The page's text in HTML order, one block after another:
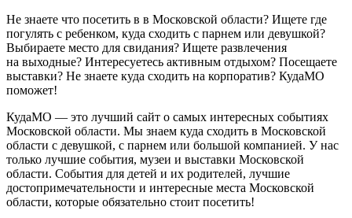
Не знаете что посетить в в Московской области? Ищете где
погулять с ребенком, куда сходить с парнем или девушкой?
Выбираете место для свидания? Ищете развлечения
на выходные? Интересуетесь активным отдыхом? Посещаете
выставки? Не знаете куда сходить на корпоратив? КудаМО
поможет!
КудаМО — это лучший сайт о самых интересных событиях
Московской области. Мы знаем куда сходить в Московской
области с девушкой, с парнем или большой компанией. У нас
только лучшие события, музеи и выставки Московской
области. События для детей и их родителей, лучшие
достопримечательности и интересные места Московской
области, которые обязательно стоит посетить!